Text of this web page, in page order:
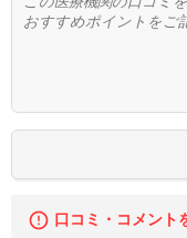
口コミ・コメント